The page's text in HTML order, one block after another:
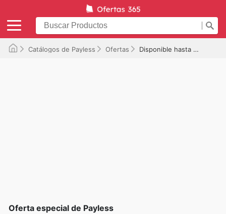
Catálogos de Payless Ofertas Disponible hasta el 12/09/2025
Oferta especial de Payless